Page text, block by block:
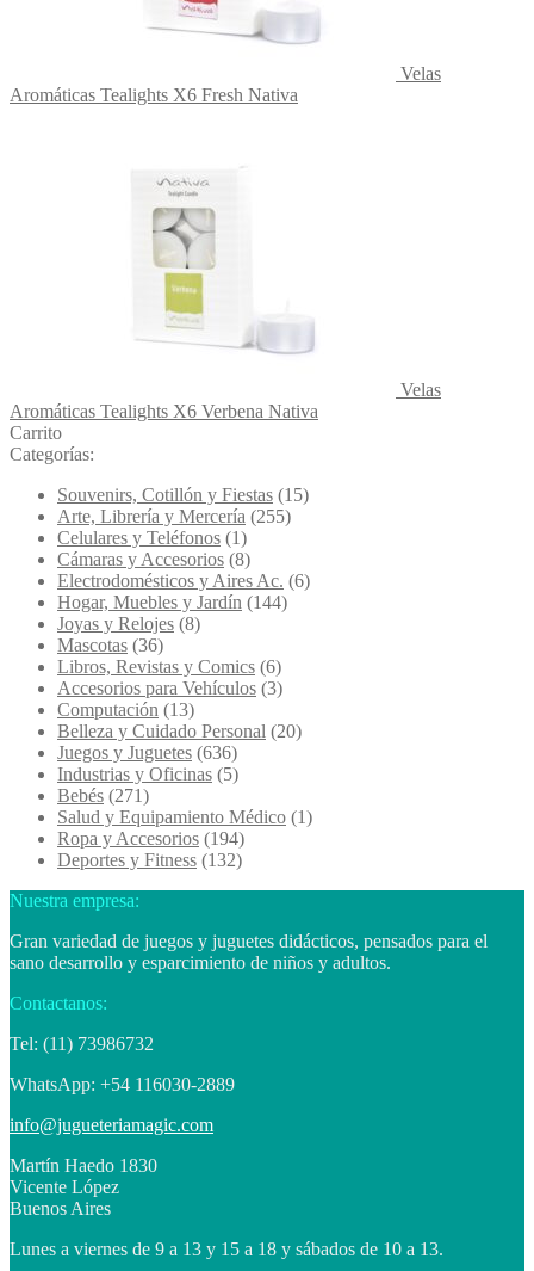
Velas
Aromáticas Tealights X6 Fresh Nativa
Velas
Aromáticas Tealights X6 Verbena Nativa
Carrito
Categorías:
Souvenirs, Cotillón y Fiestas (15)
Arte, Librería y Mercería (255)
Celulares y Teléfonos (1)
Cámaras y Accesorios (8)
Electrodomésticos y Aires Ac. (6)
Hogar, Muebles y Jardín (144)
Joyas y Relojes (8)
Mascotas (36)
Libros, Revistas y Comics (6)
Accesorios para Vehículos (3)
Computación (13)
Belleza y Cuidado Personal (20)
Juegos y Juguetes (636)
Industrias y Oficinas (5)
Bebés (271)
Salud y Equipamiento Médico (1)
Ropa y Accesorios (194)
Deportes y Fitness (132)
Nuestra empresa:
Gran variedad de juegos y juguetes didácticos, pensados para el
sano desarrollo y esparcimiento de niños y adultos.
Contactanos:
Tel: (11) 73986732
WhatsApp: +54 116030-2889
info@jugueteriamagic.com
Martín Haedo 1830
Vicente López
Buenos Aires
Lunes a viernes de 9 a 13 y 15 a 18 y sábados de 10 a 13.